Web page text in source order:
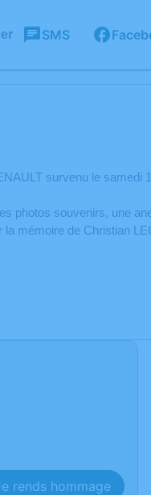
SMS
survenu le samedi
photos souvenirs, une
mémoire de Christian
rends hommage